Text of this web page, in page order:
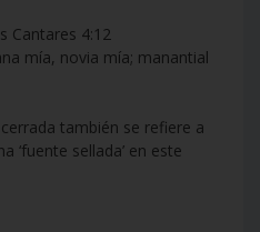
Cantares 4:12
mía, novia mía; manantial
también se refiere a
‘fuente sellada’ en este